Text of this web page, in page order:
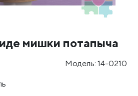
мишки потапыча
Модель: 14-0210